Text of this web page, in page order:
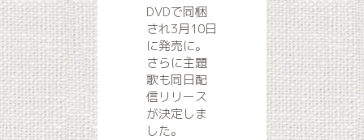
DVDで同梱
され3月10日
に発売に。
さらに主題
歌も同日配
信リリース
が決定しま
した。